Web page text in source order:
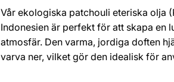
Vår ekologiska patchouli eteriska olja
Indonesien är perfekt för att skapa en
atmosfär. Den varma, jordiga doften
varva ner, vilket gör den idealisk för